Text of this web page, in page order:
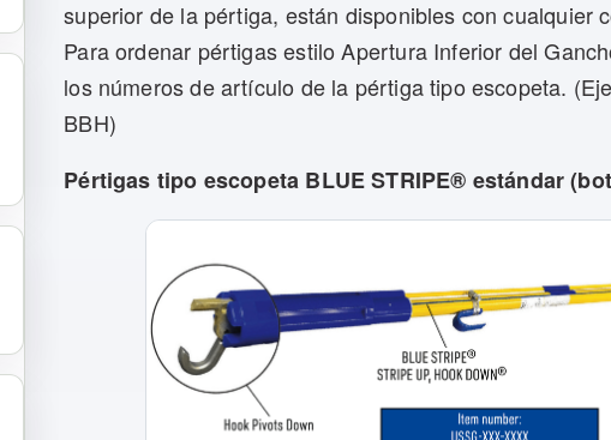
superior de la pértiga, están disponibles con cualquier
Para ordenar pértigas estilo Apertura Inferior del
los números de artículo de la pértiga tipo escopeta.
BBH)
Pértigas tipo escopeta BLUE STRIPE® estándar